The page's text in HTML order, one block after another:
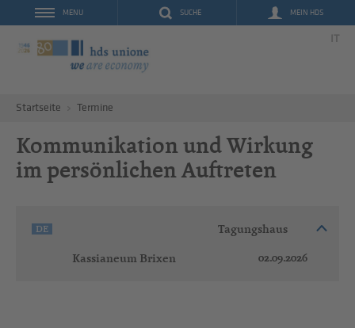
SUCHE MEIN HDS
MENU
IT
Startseite Termine
Kommunikation und Wirkung
im persönlichen Auftreten
DE
Tagungshaus
Kassianeum Brixen
02.09.2026